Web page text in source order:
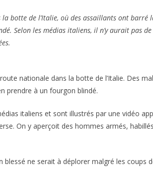
botte de l’Italie, où des assaillants ont barré
Selon les médias italiens, il n’y aurait pas
nationale dans la botte de l’Italie. Des
prendre à un fourgon blindé.
italiens et sont illustrés par une vidéo
On y aperçoit des hommes armés,
blessé ne serait à déplorer malgré les coups